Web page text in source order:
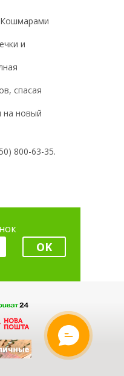
Кошмарами
и
спасая
на новый
800-63-35.